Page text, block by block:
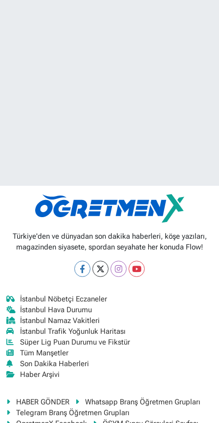
Türkiye'den ve dünyadan son dakika haberleri, köşe yazıları,
magazinden siyasete, spordan seyahate her konuda Flow!
İstanbul Nöbetçi Eczaneler
İstanbul Hava Durumu
İstanbul Namaz Vakitleri
İstanbul Trafik Yoğunluk Haritası
Süper Lig Puan Durumu ve Fikstür
Tüm Manşetler
Son Dakika Haberleri
Haber Arşivi
HABER GÖNDER
Whatsapp Branş Öğretmen Grupları
Telegram Branş Öğretmen Grupları